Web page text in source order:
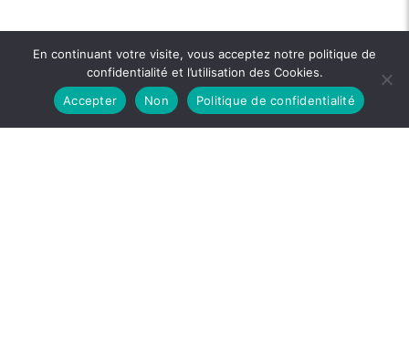
En continuant votre visite, vous acceptez notre politique de
confidentialité et l’utilisation des Cookies.
Accepter
Non Politique de confidentialité